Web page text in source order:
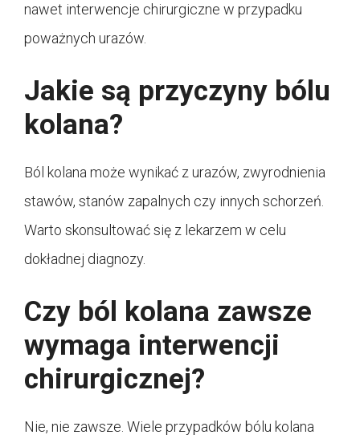
nawet interwencje chirurgiczne w przypadku
poważnych urazów.
Jakie są przyczyny bólu
kolana?
Ból kolana może wynikać z urazów, zwyrodnienia
stawów, stanów zapalnych czy innych schorzeń.
Warto skonsultować się z lekarzem w celu
dokładnej diagnozy.
Czy ból kolana zawsze
wymaga interwencji
chirurgicznej?
Nie, nie zawsze. Wiele przypadków bólu kolana